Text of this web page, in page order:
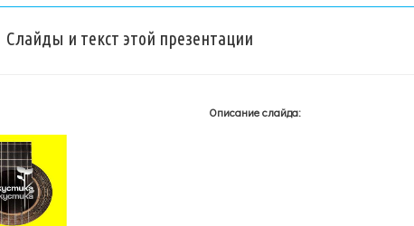
Слайды и текст этой презентации
Описание слайда: